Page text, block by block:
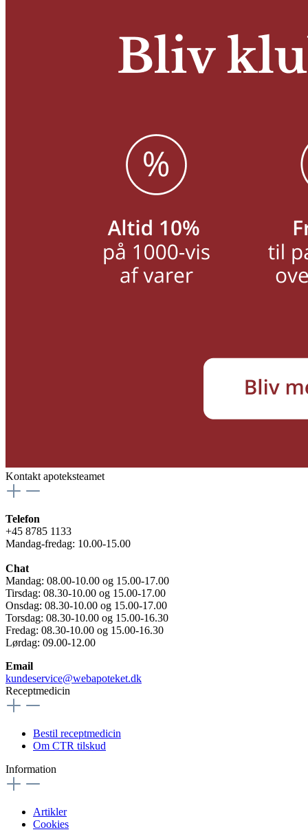
Kontakt apoteksteamet
Telefon
+45 8785 1133
Mandag-fredag: 10.00-15.00
Chat
Mandag: 08.00-10.00 og 15.00-17.00
Tirsdag: 08.30-10.00 og 15.00-17.00
Onsdag: 08.30-10.00 og 15.00-17.00
Torsdag: 08.30-10.00 og 15.00-16.30
Fredag: 08.30-10.00 og 15.00-16.30
Lørdag: 09.00-12.00
Email
kundeservice@webapoteket.dk
Receptmedicin
Bestil receptmedicin
Om CTR tilskud
Information
Artikler
Cookies